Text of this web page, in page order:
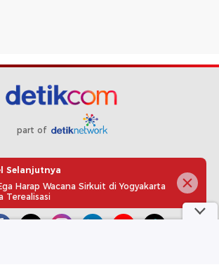
part of
Media Siber Karir
Kotak Pos
Privacy Policy Disclaimer
Selanjutnya
Harap Wacana Sirkuit di Yogyakarta
Terealisasi